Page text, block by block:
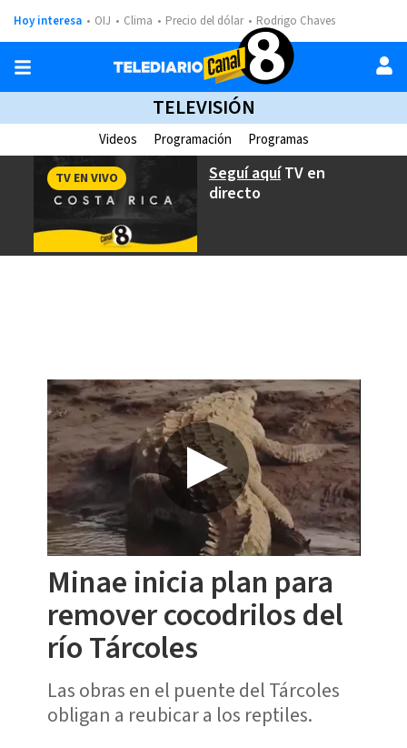
Hoy interesa OIJ Clima Precio del dólar Rodrigo Chaves
TELEVISIÓN
Videos Programación Programas
Seguí aquíTV en
directo
TV EN VIVO
Minae inicia plan para
remover cocodrilos del
río Tárcoles
Las obras en el puente del Tárcoles
obligan a reubicar a los reptiles.